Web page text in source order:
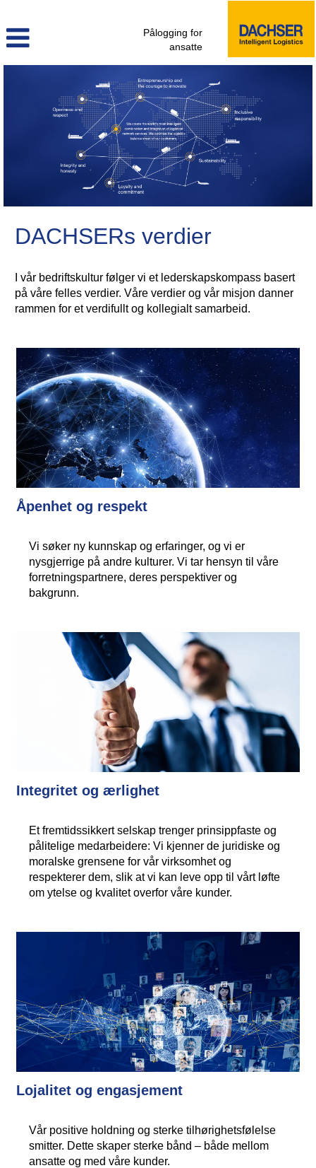
Pålogging for
ansatte
DACHSERs verdier
I vår bedriftskultur følger vi et lederskapskompass basert
på våre felles verdier. Våre verdier og vår misjon danner
rammen for et verdifullt og kollegialt samarbeid.
Åpenhet og respekt
Vi søker ny kunnskap og erfaringer, og vi er
nysgjerrige på andre kulturer. Vi tar hensyn til våre
forretningspartnere, deres perspektiver og
bakgrunn.
Integritet og ærlighet
Et fremtidssikkert selskap trenger prinsippfaste og
pålitelige medarbeidere: Vi kjenner de juridiske og
moralske grensene for vår virksomhet og
respekterer dem, slik at vi kan leve opp til vårt løfte
om ytelse og kvalitet overfor våre kunder.
Lojalitet og engasjement
Vår positive holdning og sterke tilhørighetsfølelse
smitter. Dette skaper sterke bånd – både mellom
ansatte og med våre kunder.